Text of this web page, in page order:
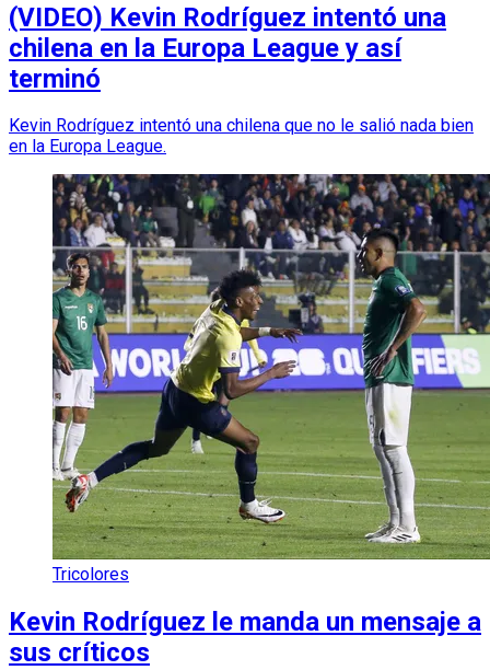
(VIDEO) Kevin Rodríguez intentó una
chilena en la Europa League y así
terminó
Kevin Rodríguez intentó una chilena que no le salió nada bien
en la Europa League.
Tricolores
Kevin Rodríguez le manda un mensaje a
sus críticos